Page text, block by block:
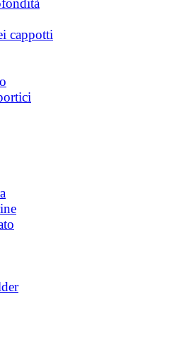
cappotti